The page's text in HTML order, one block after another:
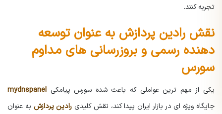
تجربه کنند.
نقش رادین پردازش به عنوان توسعه
دهنده رسمی و بروزرسانی های مداوم
سورس
یکی از مهم ترین عواملی که باعث شده سورس پیامکی mydnspanel
جایگاه ویژه ای در بازار ایران پیدا کند، نقش کلیدی رادین پردازش به عنوان